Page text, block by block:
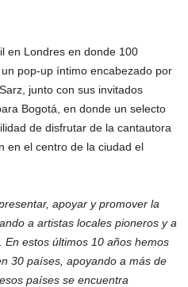
en Londres en donde 100
pop-up íntimo encabezado por
junto con sus invitados
Bogotá, en donde un selecto
de disfrutar de la cantautora
en el centro de la ciudad el
apoyar y promover la
a artistas locales pioneros y a
estos últimos 10 años hemos
30 países, apoyando a más de
países se encuentra